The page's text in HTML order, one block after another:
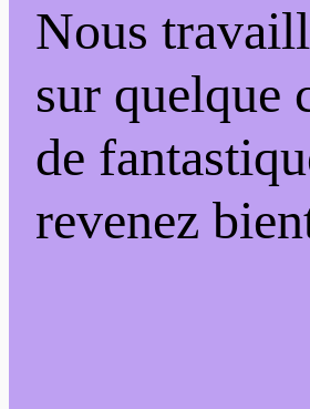
Nous
sur quelque
de
revenez